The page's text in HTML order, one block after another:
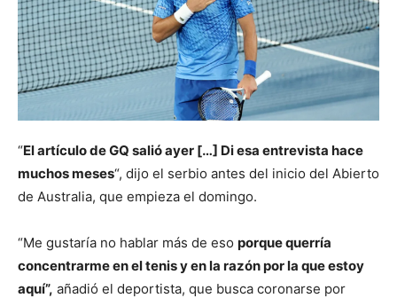
“El artículo de GQ salió ayer […] Di esa entrevista hace
muchos meses“, dijo el serbio antes del inicio del Abierto
de Australia, que empieza el domingo.
“Me gustaría no hablar más de eso porque querría
concentrarme en el tenis y en la razón por la que estoy
aquí”, añadió el deportista, que busca coronarse por